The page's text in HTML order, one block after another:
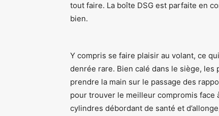
tout faire. La boîte DSG est parfaite en
bien.
Y compris se faire plaisir au volant, ce
denrée rare. Bien calé dans le siège,
prendre la main sur le passage des
pour trouver le meilleur compromis face
cylindres débordant de santé et